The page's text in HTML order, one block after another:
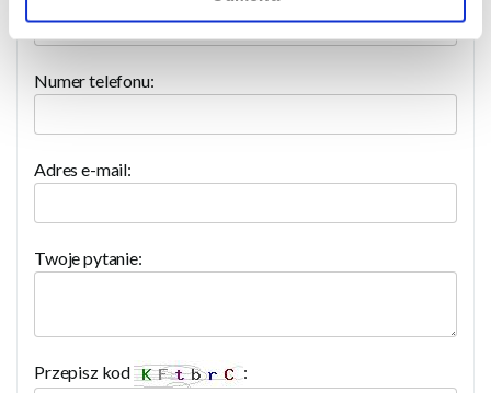
Numer telefonu:
Adres e-mail:
Twoje pytanie:
Przepisz kod :